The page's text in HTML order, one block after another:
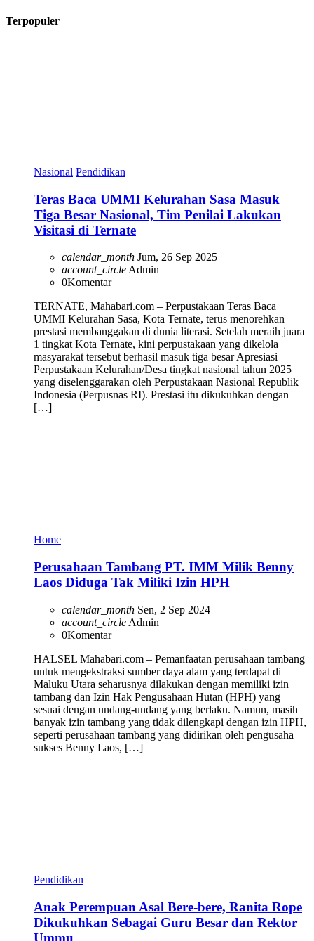
Terpopuler
Nasional Pendidikan
Teras Baca UMMI Kelurahan Sasa Masuk
Tiga Besar Nasional, Tim Penilai Lakukan
Visitasi di Ternate
calendar_month Jum, 26 Sep 2025
account_circleAdmin
0Komentar
TERNATE, Mahabari.com – Perpustakaan Teras Baca
UMMI Kelurahan Sasa, Kota Ternate, terus menorehkan
prestasi membanggakan di dunia literasi. Setelah meraih juara
1 tingkat Kota Ternate, kini perpustakaan yang dikelola
masyarakat tersebut berhasil masuk tiga besar Apresiasi
Perpustakaan Kelurahan/Desa tingkat nasional tahun 2025
yang diselenggarakan oleh Perpustakaan Nasional Republik
Indonesia (Perpusnas RI). Prestasi itu dikukuhkan dengan
[…]
Home
Perusahaan Tambang PT. IMM Milik Benny
Laos Diduga Tak Miliki Izin HPH
calendar_month Sen, 2 Sep 2024
account_circle Admin
0Komentar
HALSEL Mahabari.com – Pemanfaatan perusahaan tambang
untuk mengekstraksi sumber daya alam yang terdapat di
Maluku Utara seharusnya dilakukan dengan memiliki izin
tambang dan Izin Hak Pengusahaan Hutan (HPH) yang
sesuai dengan undang-undang yang berlaku. Namun, masih
banyak izin tambang yang tidak dilengkapi dengan izin HPH,
seperti perusahaan tambang yang didirikan oleh pengusaha
sukses Benny Laos, […]
Pendidikan
Anak Perempuan Asal Bere-bere, Ranita Rope
Dikukuhkan Sebagai Guru Besar dan Rektor
Ummu